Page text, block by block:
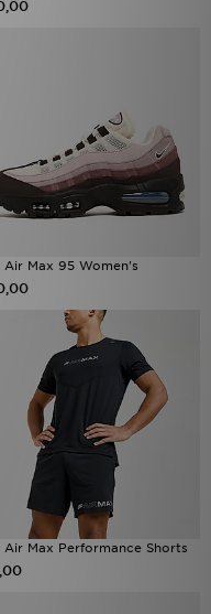
Air Max 95 Women's
Air Max Performance Shorts